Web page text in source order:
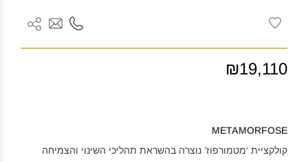
₪19,110
METAMORFOSE
קולקציית ‘מטמורפוז’ נוצרה בהשראת תהליכי השינוי והצמיחה